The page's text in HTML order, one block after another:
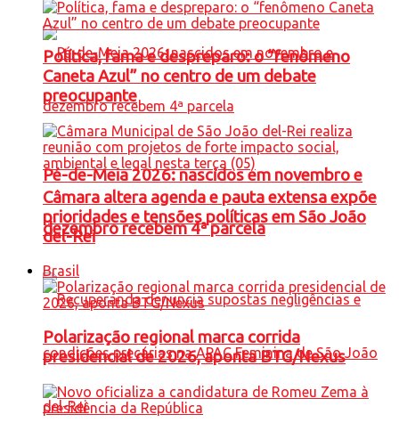
Pé-de-Meia 2026: nascidos em novembro e
dezembro recebem 4ª parcela
Política, fama e despreparo: o “fenômeno
Caneta Azul” no centro de um debate
preocupante
Câmara altera agenda e pauta extensa expõe
prioridades e tensões políticas em São João
del-Rei
Brasil
Polarização regional marca corrida
presidencial de 2026, aponta BTG/Nexus